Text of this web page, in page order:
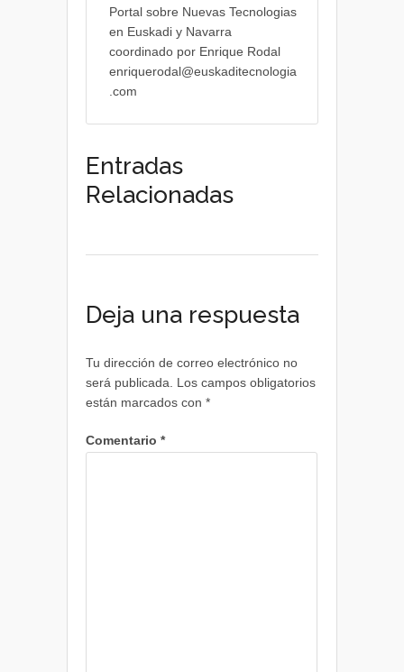
Portal sobre Nuevas Tecnologias
en Euskadi y Navarra
coordinado por Enrique Rodal
enriquerodal@euskaditecnologia
.com
Entradas
Relacionadas
Deja una respuesta
Tu dirección de correo electrónico no
será publicada. Los campos obligatorios
están marcados con *
Comentario *